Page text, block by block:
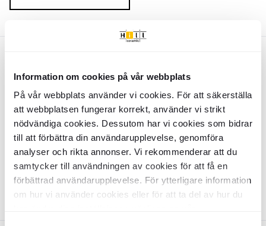
Information om cookies på vår webbplats
På vår webbplats använder vi cookies. För att säkerställa
att webbplatsen fungerar korrekt, använder vi strikt
nödvändiga cookies. Dessutom har vi cookies som bidrar
till att förbättra din användarupplevelse, genomföra
analyser och rikta annonser. Vi rekommenderar att du
samtycker till användningen av cookies för att få en
förbättrad användarupplevelse. För ytterligare information
om hur vi använder cookies eller för att ta del av hur du
KakelChromatGrön Mix Blank
15x30 cm
KLEB1023
Yta:Blank
Material: Keramik
647SEK/m 875 SEK m2-26%
LÄGG I VARUKORG